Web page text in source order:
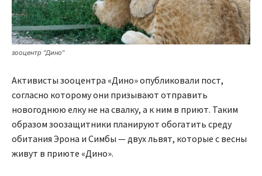
зооцентр "Дино"
Активисты зооцентра «Дино» опубликовали пост,
согласно которому они призывают отправить
новогоднюю елку не на свалку, а к ним в приют. Таким
образом зоозащитники планируют обогатить среду
обитания Эрона и Симбы — двух львят, которые с весны
живут в приюте «Дино».